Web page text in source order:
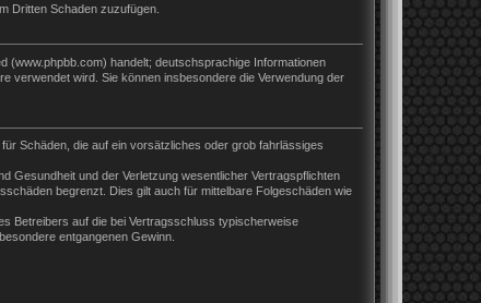
Dritten Schaden zuzufügen.
(www.phpbb.com) handelt; deutschsprachige Informationen
verwendet wird. Sie können insbesondere die Verwendung der
Schäden, die auf ein vorsätzliches oder grob fahrlässiges
Gesundheit und der Verletzung wesentlicher Vertragspflichten
begrenzt. Dies gilt auch für mittelbare Folgeschäden wie
Betreibers auf die bei Vertragsschluss typischerweise
entgangenen Gewinn.